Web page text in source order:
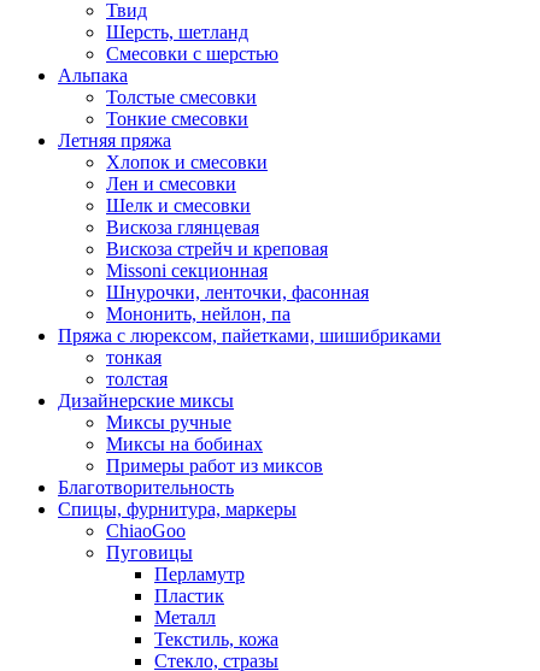
Твид
Шерсть, шетланд
Смесовки с шерстью
Альпака
Толстые смесовки
Тонкие смесовки
Летняя пряжа
Хлопок и смесовки
Лен и смесовки
Шелк и смесовки
Вискоза глянцевая
Вискоза стрейч и креповая
Missoni секционная
Шнурочки, ленточки, фасонная
Мононить, нейлон, па
Пряжа с люрексом, пайетками, шишибриками
тонкая
толстая
Дизайнерские миксы
Миксы ручные
Миксы на бобинах
Примеры работ из миксов
Благотворительность
Спицы, фурнитура, маркеры
ChiaoGoo
Пуговицы
Перламутр
Пластик
Металл
Текстиль, кожа
Стекло, стразы